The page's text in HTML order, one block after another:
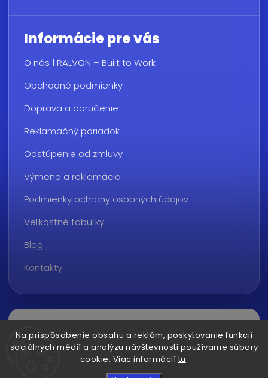
Na prispôsobenie obsahu a reklám, poskytovanie funkcií
sociálnych médií a analýzu návštevnosti používame súbory
cookie. Viac informácií tu.
Informácie pre vás
O nás | RALVON – Built to Work
Obchodné podmienky
Doprava a doručenie
Reklamačný poriadok
Odstúpenie od zmluvy
Výmena a reklamácia
Podmienky ochrany osobných údajov
Veľkostné tabuľky
Blog
Kontakty
ralvon.sk. Všetky práva vyhradené.